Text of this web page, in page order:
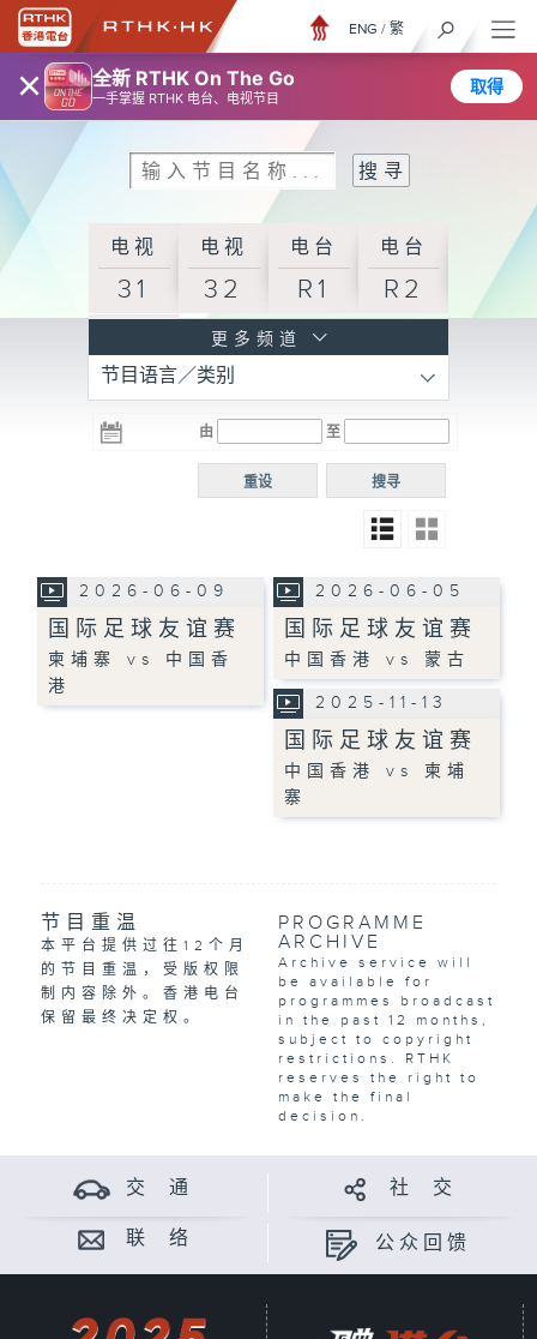
× 全新 RTHK On The Go
一手掌握 RTHK 电台、电视节目
取得
ENG / 繁
电视
31
电视
32
电台
R1
电台
R2
R3
电台 电台
R5
电台
普通
更多频道
节目语言／类别
由 至
搜寻
重设
2026-06-09
国际足球友谊赛
柬埔寨 vs 中国香
港
2026-06-05
国际足球友谊赛
中国香港 vs 蒙古
2025-11-13
国际足球友谊赛
中国香港 vs 柬埔
寨
节目重温
本平台提供过往12个月
的节目重温，受版权限
制内容除外。香港电台
保留最终决定权。
PROGRAMME
ARCHIVE
Archive service will
be available for
programmes broadcast
in the past 12 months,
subject to copyright
restrictions. RTHK
reserves the right to
make the final
decision.
交 通 社 交
联 络 公众回馈